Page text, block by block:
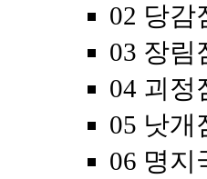
02 당감
03 장림
04 괴정
05 낫개
06 명지